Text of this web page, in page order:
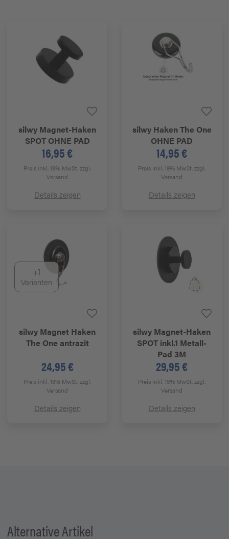
silwy Magnet-Haken
SPOT OHNE PAD
16,95 €
Preis inkl. 19% MwSt.zzgl.
Versand
Details zeigen
silwyHaken The One
OHNE PAD
14,95 €
Preis inkl. 19% MwSt.zzgl.
Versand
Details zeigen
+1
Varianten
silwy Magnet Haken
The One antrazit
24,95 €
Preis inkl. 19% MwSt.zzgl.
Versand
Details zeigen
silwy Magnet-Haken
SPOT inkl.1 Metall-
Pad 3M
29,95 €
Preis inkl. 19% MwSt.zzgl.
Versand
Details zeigen
Alternative Artikel